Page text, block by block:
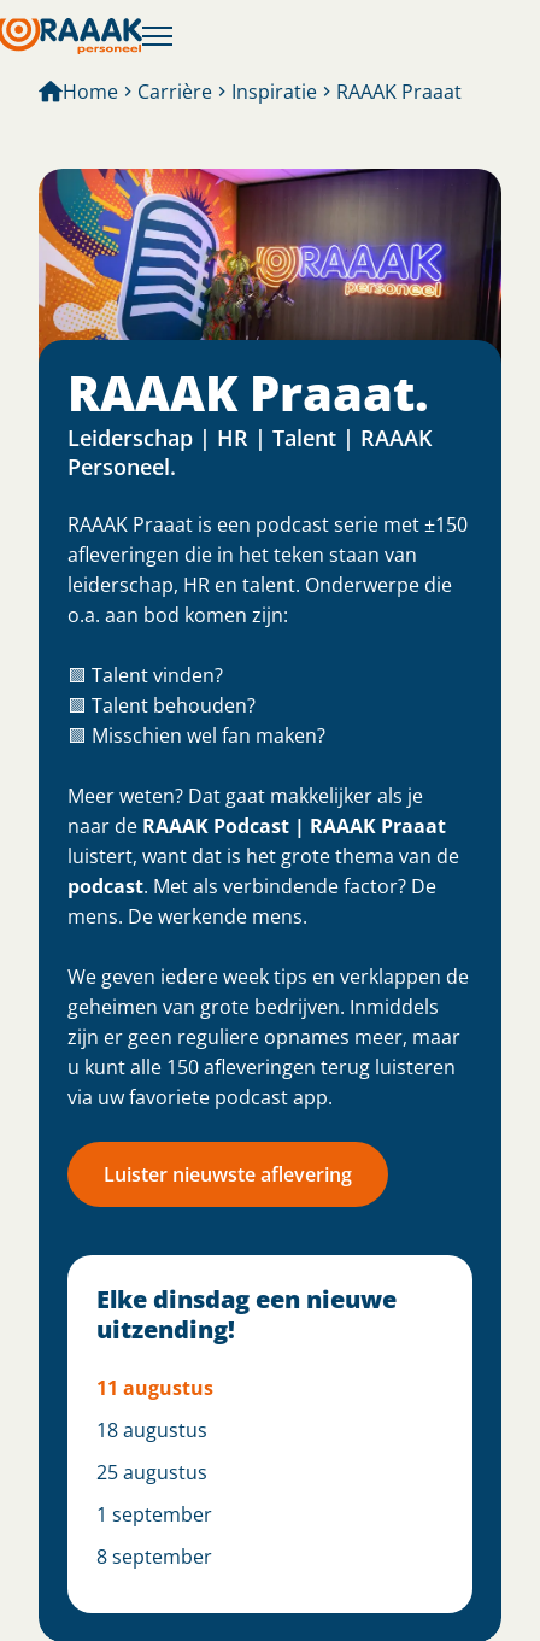
Home Carrière Inspiratie RAAAK Praaat
RAAAK Praaat.
Leiderschap | HR | Talent | RAAAK
Personeel.
RAAAK Praaat is een podcast serie met ±150
afleveringen die in het teken staan van
leiderschap, HR en talent. Onderwerpe die
o.a. aan bod komen zijn:
🟩 Talent vinden?
🟩 Talent behouden?
🟩 Misschien wel fan maken?
Meer weten? Dat gaat makkelijker als je
naar de RAAAK Podcast | RAAAK Praaat
luistert, want dat is het grote thema van de
podcast. Met als verbindende factor? De
mens. De werkende mens.
We geven iedere week tips en verklappen de
geheimen van grote bedrijven. Inmiddels
zijn er geen reguliere opnames meer, maar
u kunt alle 150 afleveringen terug luisteren
via uw favoriete podcast app.
Luister nieuwste aflevering
Elke dinsdag een nieuwe
uitzending!
11 augustus
18 augustus
25 augustus
1 september
8 september